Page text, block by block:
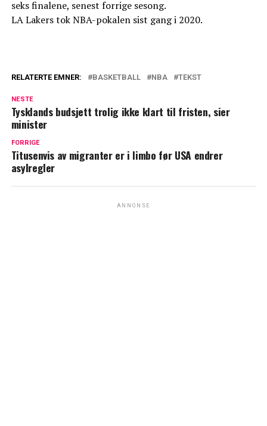
seks finalene, senest forrige sesong.
LA Lakers tok NBA-pokalen sist gang i 2020.
RELATERTE EMNER: BASKETBALL NBA TEKST
NESTE
Tysklands budsjett trolig ikke klart til fristen, sier
minister
FORRIGE
Titusenvis av migranter er i limbo før USA endrer
asylregler
ANNONSE